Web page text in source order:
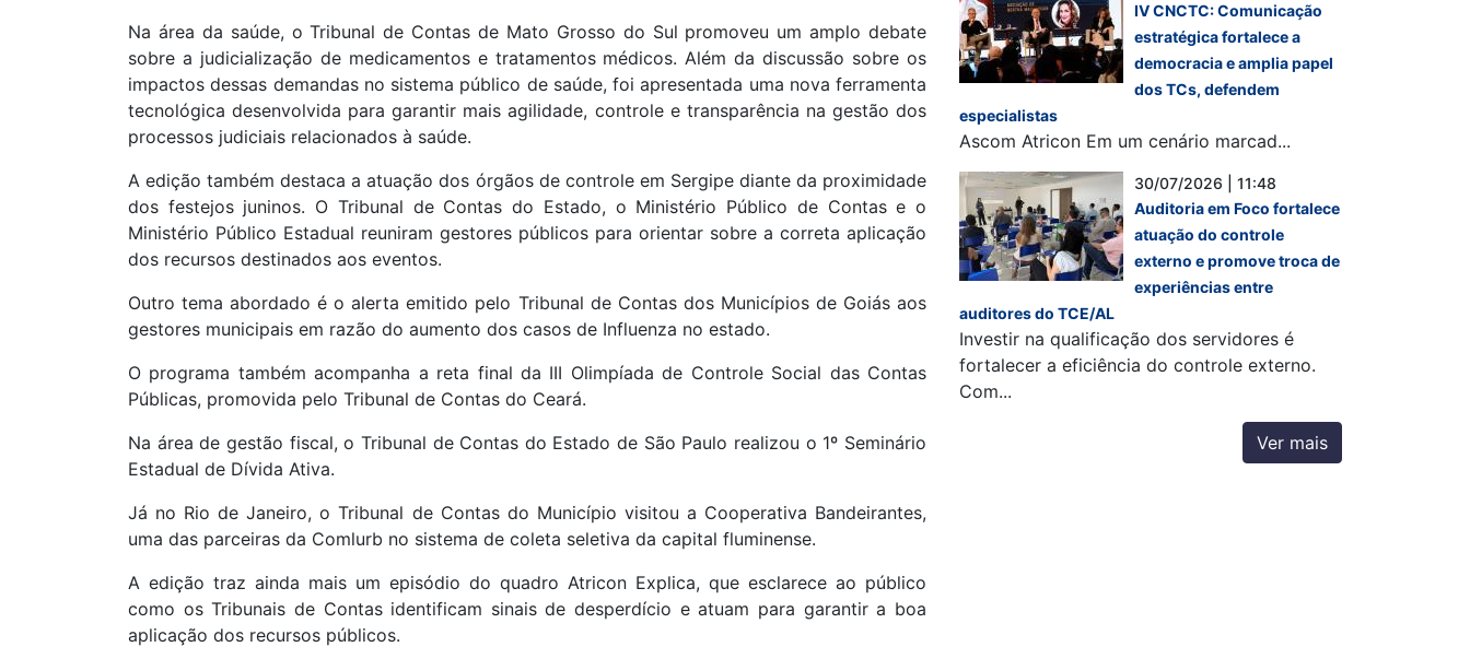
Na área da saúde, o Tribunal de Contas de Mato Grosso do Sul promoveu um amplo debate
sobre a judicialização de medicamentos e tratamentos médicos. Além da discussão sobre os
impactos dessas demandas no sistema público de saúde, foi apresentada uma nova ferramenta
tecnológica desenvolvida para garantir mais agilidade, controle e transparência na gestão dos
processos judiciais relacionados à saúde.
A edição também destaca a atuação dos órgãos de controle em Sergipe diante da proximidade
dos festejos juninos. O Tribunal de Contas do Estado, o Ministério Público de Contas e o
Ministério Público Estadual reuniram gestores públicos para orientar sobre a correta aplicação
dos recursos destinados aos eventos.
Outro tema abordado é o alerta emitido pelo Tribunal de Contas dos Municípios de Goiás aos
gestores municipais em razão do aumento dos casos de Influenza no estado.
O programa também acompanha a reta final da III Olimpíada de Controle Social das Contas
Públicas, promovida pelo Tribunal de Contas do Ceará.
Na área de gestão fiscal, o Tribunal de Contas do Estado de São Paulo realizou o 1º Seminário
Estadual de Dívida Ativa.
Já no Rio de Janeiro, o Tribunal de Contas do Município visitou a Cooperativa Bandeirantes,
uma das parceiras da Comlurb no sistema de coleta seletiva da capital fluminense.
A edição traz ainda mais um episódio do quadro Atricon Explica, que esclarece ao público
como os Tribunais de Contas identificam sinais de desperdício e atuam para garantir a boa
aplicação dos recursos públicos.
IV CNCTC: Comunicação
estratégica fortalece a
democracia e amplia papel
dos TCs, defendem
especialistas
Ascom Atricon Em um cenário marcad...
30/07/2026 | 11:48
Auditoria em Foco fortalece
atuação do controle
externo e promove troca de
experiências entre
auditores do TCE/AL
Investir na qualificação dos servidores é
fortalecer a eficiência do controle externo.
Com...
Ver mais